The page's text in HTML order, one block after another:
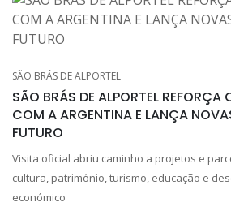
SÃO BRÁS DE ALPORTEL
SÃO BRÁS DE ALPORTEL REFORÇA
COM A ARGENTINA E LANÇA
FUTURO
Visita oficial abriu caminho a projetos e
cultura, património, turismo, educação e
económico